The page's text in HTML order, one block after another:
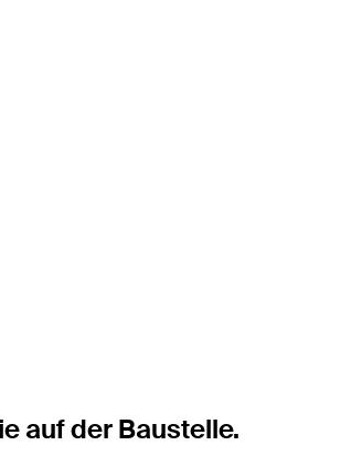
auf der Baustelle.